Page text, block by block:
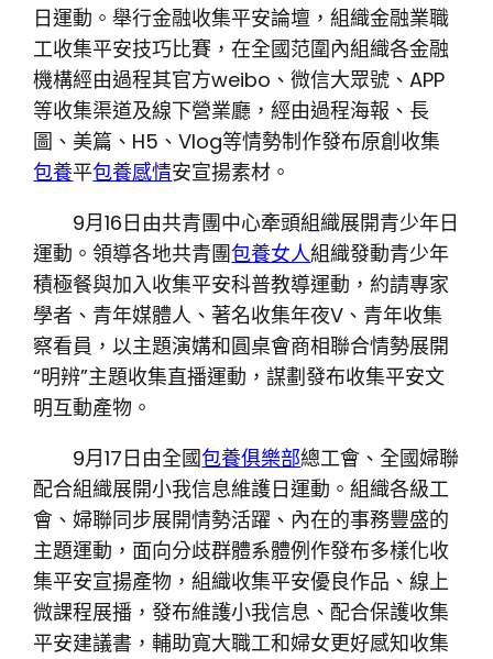
日運動。舉行金融收集平安論壇，組織金融業職
工收集平安技巧比賽，在全國范圍內組織各金融
機構經由過程其官方weibo、微信大眾號、APP
等收集渠道及線下營業廳，經由過程海報、長
圖、美篇、H5、Vlog等情勢制作發布原創收集
包養平包養感情安宣揚素材。
9月16日由共青團中心牽頭組織展開青少年日
運動。領導各地共青團包養女人組織發動青少年
積極餐與加入收集平安科普教導運動，約請專家
學者、青年媒體人、著名收集年夜V、青年收集
察看員，以主題演媾和圓桌會商相聯合情勢展開
“明辨”主題收集直播運動，謀劃發布收集平安文
明互動產物。
9月17日由全國包養俱樂部總工會、全國婦聯
配合組織展開小我信息維護日運動。組織各級工
會、婦聯同步展開情勢活躍、內在的事務豐盛的
主題運動，面向分歧群體系體例作發布多樣化收
集平安宣揚產物，組織收集平安優良作品、線上
微課程展播，發布維護小我信息、配合保護收集
平安建議書，輔助寬大職工和婦女更好感知收集